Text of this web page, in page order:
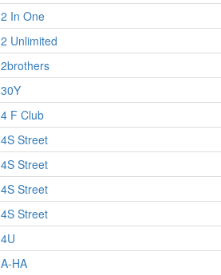
2 In One
2 Unlimited
2brothers
30Y
4 F Club
4S Street
4S Street
4S Street
4S Street
4U
A-HA